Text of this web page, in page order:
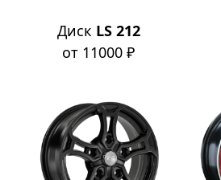
Диск LS 212
от 11000 ₽